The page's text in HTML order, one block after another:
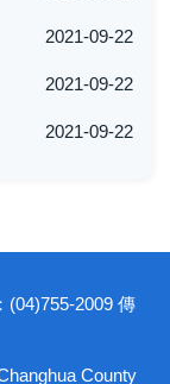
2021-09-22
2021-09-22
2021-09-22
(04)755-2009 傳
County